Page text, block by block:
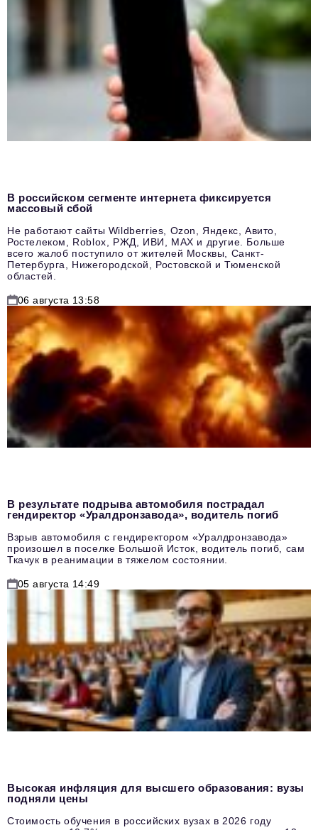
В российском сегменте интернета фиксируется
массовый сбой
Не работают сайты Wildberries, Ozon, Яндекс, Авито,
Ростелеком, Roblox, РЖД, ИВИ, MAX и другие. Больше
всего жалоб поступило от жителей Москвы, Санкт-
Петербурга, Нижегородской, Ростовской и Тюменской
областей.
06 августа 13:58
В результате подрыва автомобиля пострадал
гендиректор «Уралдронзавода», водитель погиб
Взрыв автомобиля с гендиректором «Уралдронзавода»
произошел в поселке Большой Исток, водитель погиб, сам
Ткачук в реанимации в тяжелом состоянии.
05 августа 14:49
Высокая инфляция для высшего образования: вузы
подняли цены
Стоимость обучения в российских вузах в 2026 году